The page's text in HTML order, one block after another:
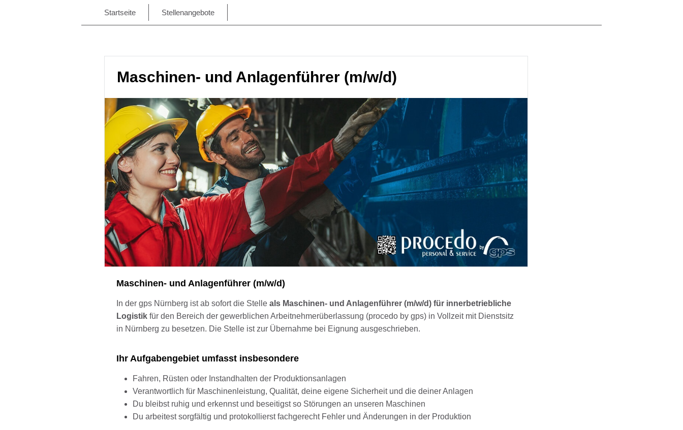
Startseite Stellenangebote
Maschinen- und Anlagenführer (m/w/d)
Maschinen- und Anlagenführer (m/w/d)
In der gps Nürnberg ist ab sofort die Stelle als Maschinen- und Anlagenführer (m/w/d) für innerbetriebliche
Logistik für den Bereich der gewerblichen Arbeitnehmerüberlassung (procedo by gps) in Vollzeit mit Dienstsitz
in Nürnberg zu besetzen. Die Stelle ist zur Übernahme bei Eignung ausgeschrieben.
Ihr Aufgabengebiet umfasst insbesondere
Fahren, Rüsten oder Instandhalten der Produktionsanlagen
Verantwortlich für Maschinenleistung, Qualität, deine eigene Sicherheit und die deiner Anlagen
Du bleibst ruhig und erkennst und beseitigst so Störungen an unseren Maschinen
Du arbeitest sorgfältig und protokollierst fachgerecht Fehler und Änderungen in der Produktion